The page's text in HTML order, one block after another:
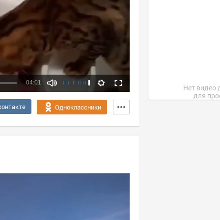
Качество:
360p
720p
04:01
Одноклассники
Нет видео
для